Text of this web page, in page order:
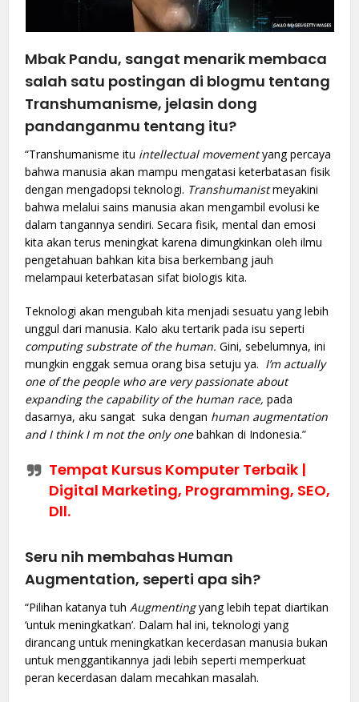
Mbak Pandu, sangat menarik membaca
salah satu postingan di blogmu tentang
Transhumanisme, jelasin dong
pandanganmu tentang itu?
“Transhumanisme itu intellectual movementyang percaya
bahwa manusia akan mampu mengatasi keterbatasan fisik
dengan mengadopsi teknologi. Transhumanistmeyakini
bahwa melalui sains manusia akan mengambil evolusi ke
dalam tangannya sendiri. Secara fisik, mental dan emosi
kita akan terus meningkat karena dimungkinkan oleh ilmu
pengetahuan bahkan kita bisa berkembang jauh
melampaui keterbatasan sifat biologis kita.
Teknologi akan mengubah kita menjadi sesuatu yang lebih
unggul dari manusia. Kalo aku tertarik pada isu seperti
computing substrate of the human.Gini, sebelumnya, ini
mungkin enggak semua orang bisa setuju ya. I’m actually
one of the people who are very passionate about
expanding the capability of the human race, pada
dasarnya, aku sangat suka dengan human augmentation
and I think I m not the only onebahkan di Indonesia.”
Tempat Kursus Komputer Terbaik |
Digital Marketing, Programming, SEO,
Dll.
Seru nih membahas Human
Augmentation, seperti apa sih?
“Pilihan katanya tuhAugmentingyang lebih tepat diartikan
‘untuk meningkatkan’. Dalam hal ini, teknologi yang
dirancang untuk meningkatkan kecerdasan manusia bukan
untuk menggantikannya jadi lebih seperti memperkuat
peran kecerdasan dalam mecahkan masalah.